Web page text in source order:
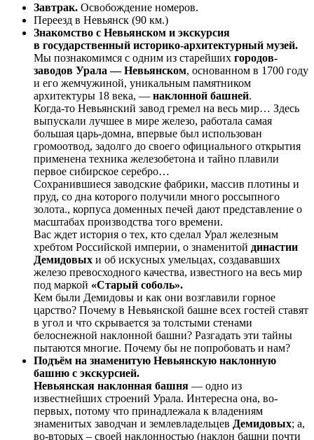
Завтрак. Освобождение номеров.
Переезд в Невьянск (90 км.)
Знакомство с Невьянском и экскурсия
в государственный историко-архитектурный музей.
Мы познакомимся с одним из старейших городов-
заводов Урала — Невьянском, основанном в 1700 году
и его жемчужиной, уникальным памятником
архитектуры 18 века, — наклонной башней.
Когда-то Невьянский завод гремел на весь мир… Здесь
выпускали лучшее в мире железо, работала самая
большая царь-домна, впервые был использован
громоотвод, задолго до своего официального открытия
применена техника железобетона и тайно плавили
первое сибирское серебро…
Сохранившиеся заводские фабрики, массив плотины и
пруд, со дна которого получили много россыпного
золота., корпуса доменных печей дают представление о
масштабах производства того времени.
Вас ждет история о тех, кто сделал Урал железным
хребтом Российской империи, о знаменитой династии
Демидовых и об искусных умельцах, создававших
железо превосходного качества, известного на весь мир
под маркой «Старый соболь».
Кем были Демидовы и как они возглавили горное
царство? Почему в Невьянской башне всех гостей ставят
в угол и что скрывается за толстыми стенами
белоснежной наклонной башни? Разгадать эти тайны
пытаются многие. Почему бы не попробовать и нам?
Подъём на знаменитую Невьянскую наклонную
башню с экскурсией.
Невьянская наклонная башня — одно из
известнейших строений Урала. Интересна она, во-
первых, потому что принадлежала к владениям
знаменитых заводчан и землевладельцев Демидовых; а,
во-вторых – своей наклонностью (наклон башни почти